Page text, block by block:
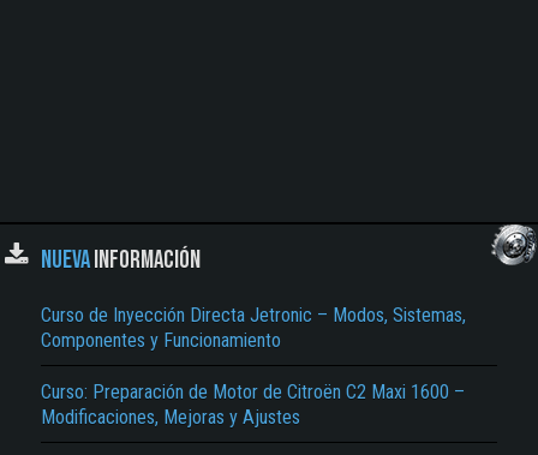
NUEVAINFORMACIÓN
Curso de Inyección Directa Jetronic – Modos, Sistemas,
Componentes y Funcionamiento
Curso: Preparación de Motor de Citroën C2 Maxi 1600 –
Modificaciones, Mejoras y Ajustes